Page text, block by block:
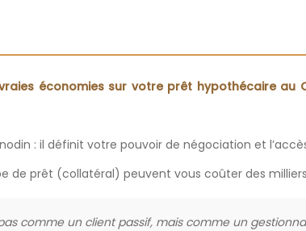
économies sur votre prêt hypothécaire
: il définit votre pouvoir de négociation et
prêt (collatéral) peuvent vous coûter des milliers
comme un client passif, mais comme un